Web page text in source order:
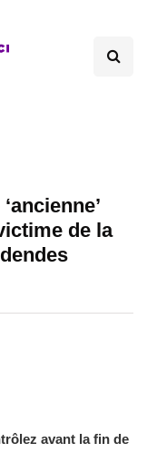
de la
avant la fin de